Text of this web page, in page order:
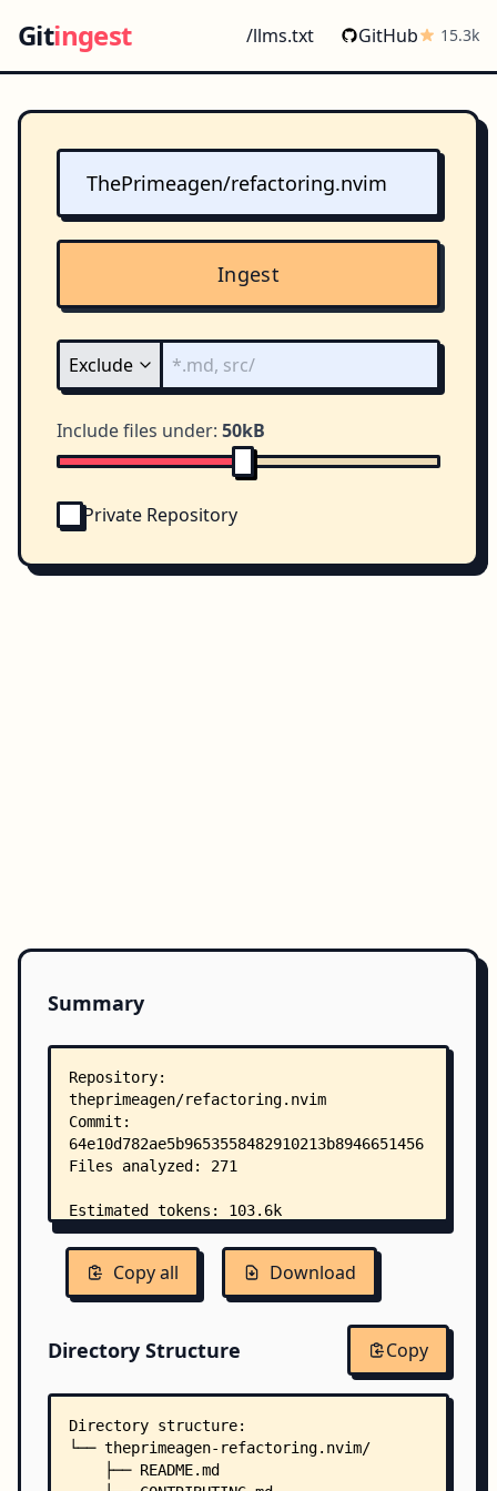
Gitingest /llms.txt GitHub 15.3k
Ingest
Include files under: 50kB
Private Repository
Summary
Copy all Download
Directory Structure Copy
Directory structure:
└── theprimeagen-refactoring.nvim/
    ├── README.md